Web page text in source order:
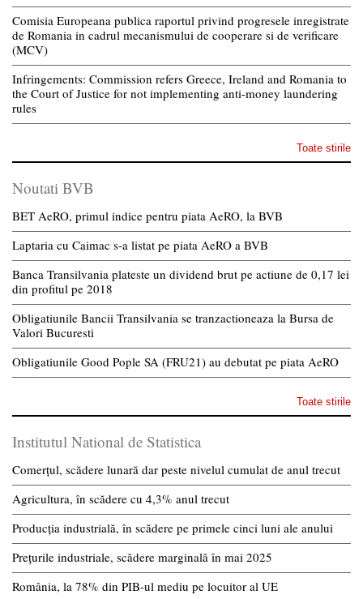
Comisia Europeana publica raportul privind progresele inregistrate
de Romania in cadrul mecanismului de cooperare si de verificare
(MCV)
Infringements: Commission refers Greece, Ireland and Romania to
the Court of Justice for not implementing anti-money laundering
rules
Toate stirile
Noutati BVB
BET AeRO, primul indice pentru piata AeRO, la BVB
Laptaria cu Caimac s-a listat pe piata AeRO a BVB
Banca Transilvania plateste un dividend brut pe actiune de 0,17 lei
din profitul pe 2018
Obligatiunile Bancii Transilvania se tranzactioneaza la Bursa de
Valori Bucuresti
Obligatiunile Good Pople SA (FRU21) au debutat pe piata AeRO
Toate stirile
Institutul National de Statistica
Comerțul, scădere lunară dar peste nivelul cumulat de anul trecut
Agricultura, în scădere cu 4,3% anul trecut
Producția industrială, în scădere pe primele cinci luni ale anului
Prețurile industriale, scădere marginală în mai 2025
România, la 78% din PIB-ul mediu pe locuitor al UE